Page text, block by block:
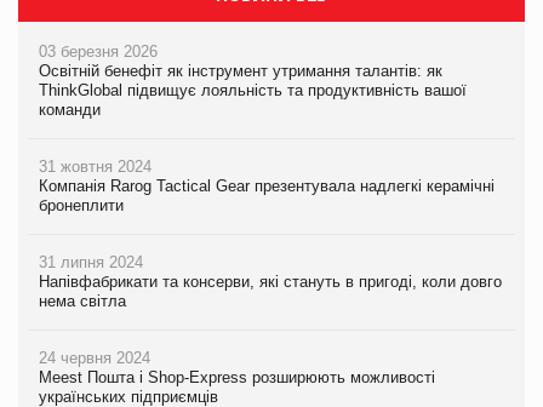
03 березня 2026
Освітній бенефіт як інструмент утримання талантів: як
ThinkGlobal підвищує лояльність та продуктивність вашої
команди
31 жовтня 2024
Компанія Rarog Tactical Gear презентувала надлегкі керамічні
бронеплити
31 липня 2024
Напівфабрикати та консерви, які стануть в пригоді, коли довго
нема світла
24 червня 2024
Meest Пошта і Shop-Express розширюють можливості
українських підприємців